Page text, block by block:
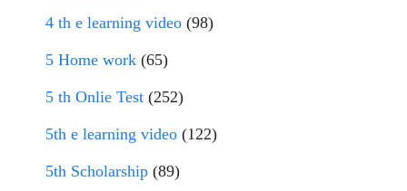
4 th e learning video (98)
5 Home work (65)
5 th Onlie Test (252)
5th e learning video (122)
5th Scholarship (89)